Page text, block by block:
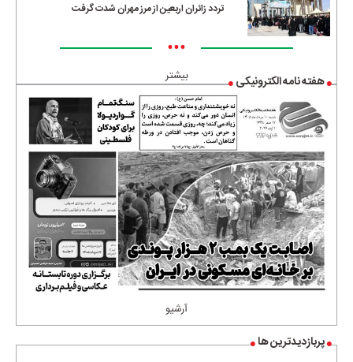
تردد زائران اربعین از مرز مهران شدت گرفت
•••
بیشتر هفته نامه الکترونیکی
آرشیو
پربازدیدترین ها